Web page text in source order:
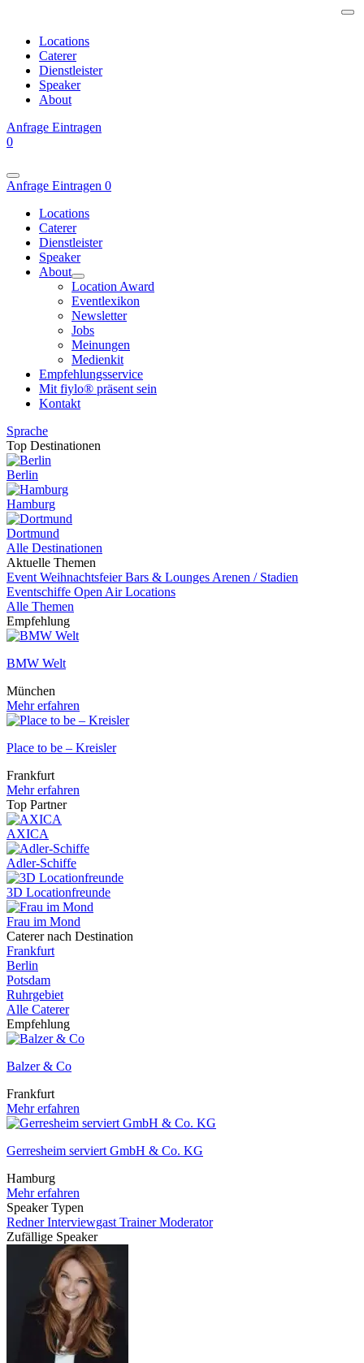
Locations
Caterer
Dienstleister
Speaker
About
Anfrage Eintragen
0
Anfrage Eintragen 0
Locations
Caterer
Dienstleister
Speaker
About
Location Award
Eventlexikon
Newsletter
Jobs
Meinungen
Medienkit
Empfehlungsservice
Mit fiylo® präsent sein
Kontakt
Sprache
Top Destinationen
Berlin
Hamburg
Dortmund
Alle Destinationen
Aktuelle Themen
Event WeihnachtsfeierBars & Lounges Arenen / Stadien
Eventschiffe Open Air Locations
Alle Themen
Empfehlung
BMW Welt
München
Mehr erfahren
Place to be – Kreisler
Frankfurt
Mehr erfahren
Top Partner
AXICA
Adler-Schiffe
3D Locationfreunde
Frau im Mond
Caterer nach Destination
Frankfurt
Berlin
Potsdam
Ruhrgebiet
Alle Caterer
Empfehlung
Balzer & Co
Frankfurt
Mehr erfahren
Gerresheim serviert GmbH & Co. KG
Hamburg
Mehr erfahren
Speaker Typen
RednerInterviewgast TrainerModerator
Zufällige Speaker